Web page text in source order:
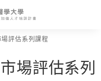
評估系列課程
場評估系列